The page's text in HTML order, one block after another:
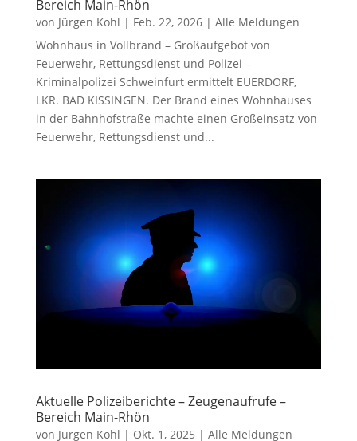
Bereich Main-Rhön
von Jürgen Kohl | Feb. 22, 2026| Alle Meldungen
Wohnhaus in Vollbrand – Großaufgebot von
Feuerwehr, Rettungsdienst und Polizei –
Kriminalpolizei Schweinfurt ermittelt EUERDORF,
LKR. BAD KISSINGEN. Der Brand eines Wohnhauses
in der Bahnhofstraße machte einen Großeinsatz von
Feuerwehr, Rettungsdienst und...
Aktuelle Polizeiberichte – Zeugenaufrufe –
Bereich Main-Rhön
von Jürgen Kohl | Okt. 1, 2025 | Alle Meldungen